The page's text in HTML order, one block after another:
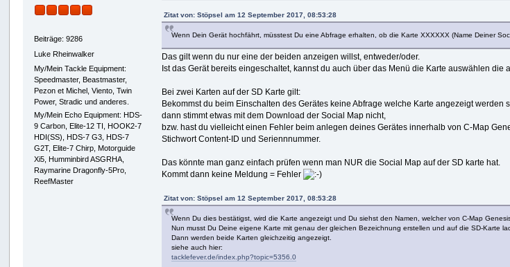
Beiträge: 9286
Luke Rheinwalker
My/Mein Tackle Equipment:
Speedmaster, Beastmaster,
Pezon et Michel, Viento, Twin
Power, Stradic und anderes.
My/Mein Echo Equipment: HDS-
9 Carbon, Elite-12 TI, HOOK2-7
HDI(SS), HDS-7 G3, HDS-7
G2T, Elite-7 Chirp, Motorguide
Xi5, Humminbird ASGRHA,
Raymarine Dragonfly-5Pro,
ReefMaster
Zitat von: Stöpsel am 12 September 2017, 08:53:28
Wenn Dein Gerät hochfährt, müsstest Du eine Abfrage erhalten, ob die Karte XXXXXX (Name Deiner
Das gilt wenn du nur eine der beiden anzeigen willst, entweder/oder.
Ist das Gerät bereits eingeschaltet, kannst du auch über das Menü die Karte auswählen die
Bei zwei Karten auf der SD Karte gilt:
Bekommst du beim Einschalten des Gerätes keine Abfrage welche Karte angezeigt werden
dann stimmt etwas mit dem Download der Social Map nicht,
bzw. hast du vielleicht einen Fehler beim anlegen deines Gerätes innerhalb von C-Map
Stichwort Content-ID und Seriennnummer.
Das könnte man ganz einfach prüfen wenn man NUR die Social Map auf der SD karte hat.
Kommt dann keine Meldung = Fehler
Zitat von: Stöpsel am 12 September 2017, 08:53:28
Wenn Du dies bestätigst, wird die Karte angezeigt und Du siehst den Namen, welcher von C-Map
Nun musst Du Deine eigene Karte mit genau der gleichen Bezeichnung erstellen und auf die SD-Karte
Dann werden beide Karten gleichzeitig angezeigt.
siehe auch hier:
tacklefever.de/index.php?topic=5356.0